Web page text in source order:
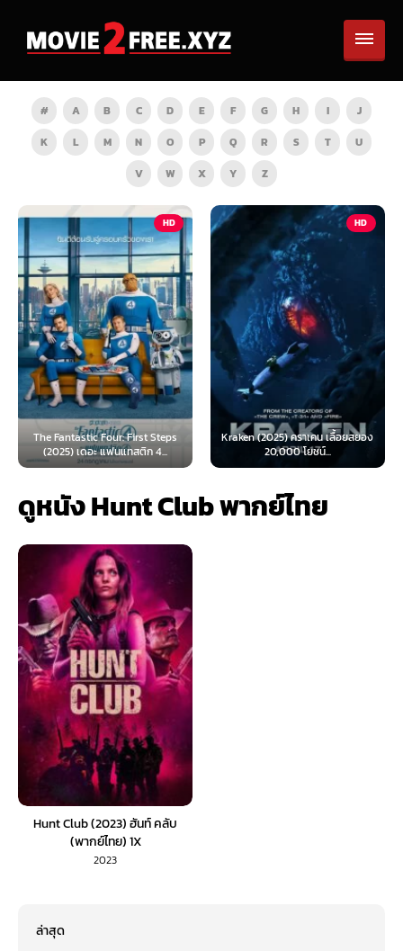
# A B C D E F G H I
J
K
L M N O P Q R S T
U
V
W X Y Z
HD
Four: First Steps
ะ แฟนแทสติก 4...
Kraken (2025) คราเคน เลื้อยสยอง
Oppenheimer
ดูหนัง Hunt Club พากย์ไทย
Hunt Club (2023) ฮันท์ คลับ
(พากย์ไทย) 1X
2023
ล่าสุด